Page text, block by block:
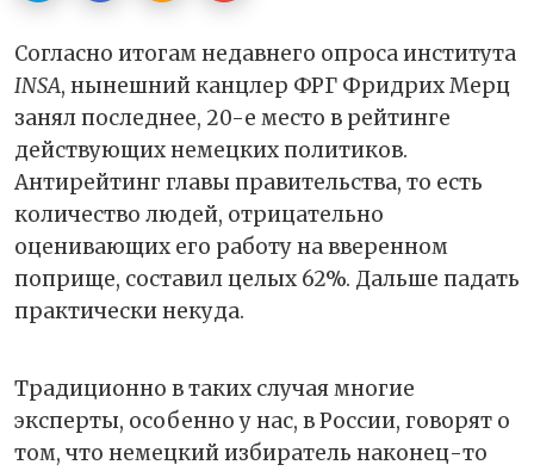
Согласно итогам недавнего опроса института
INSA, нынешний канцлер ФРГ Фридрих Мерц
занял последнее, 20-е место в рейтинге
действующих немецких политиков.
Антирейтинг главы правительства, то есть
количество людей, отрицательно
оценивающих его работу на вверенном
поприще, составил целых 62%. Дальше падать
практически некуда.
Традиционно в таких случая многие
эксперты, особенно у нас, в России, говорят о
том, что немецкий избиратель наконец-то